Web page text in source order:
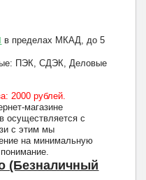
в пределах МКАД, до 5
ПЭК, СДЭК, Деловые
2000 рублей.
магазине
осуществляется с
с этим мы
на минимальную
(Безналичный